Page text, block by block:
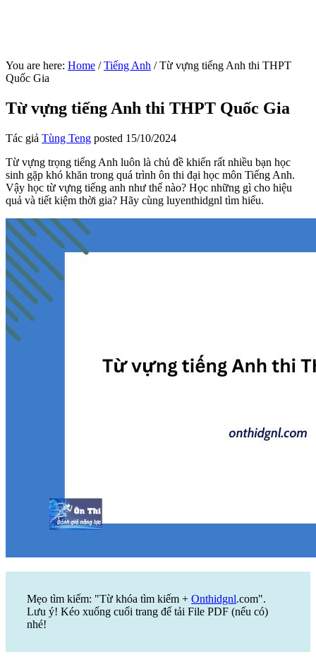
You are here: Home / Tiếng Anh /Từ vựng tiếng Anh thi THPT
Quốc Gia
Từ vựng tiếng Anh thi THPT Quốc Gia
Tác giả Tùng Teng posted 15/10/2024
Từ vựng trọng tiếng Anh luôn là chủ đề khiến rất nhiều bạn học
sinh gặp khó khăn trong quá trình ôn thi đại học môn Tiếng Anh.
Vậy học từ vựng tiếng anh như thế nào? Học những gì cho hiệu
quả và tiết kiệm thời gia? Hãy cùng luyenthidgnl tìm hiểu.
Mẹo tìm kiếm: "Từ khóa tìm kiếm + Onthidgnl.com".
Lưu ý! Kéo xuống cuối trang để tải File PDF (nếu có)
nhé!